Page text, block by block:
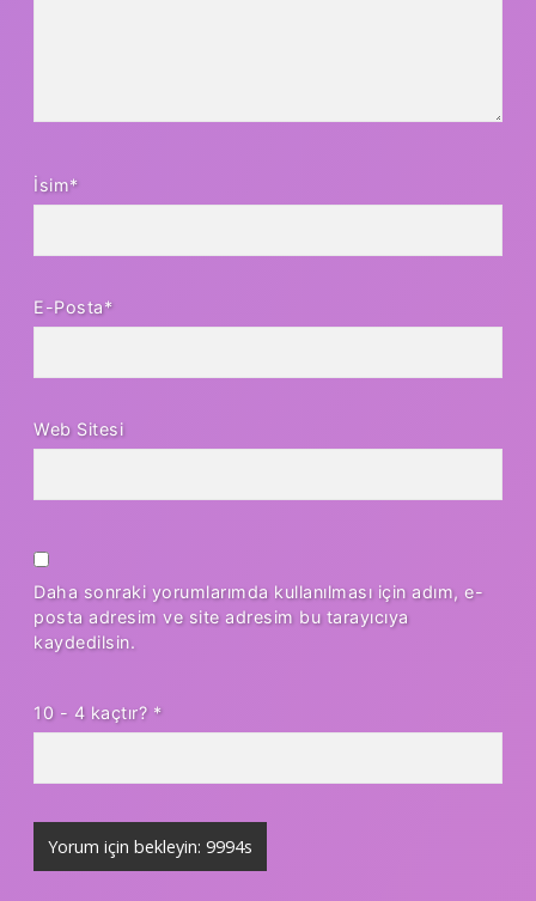
İsim*
E-Posta*
Web Sitesi
Daha sonraki yorumlarımda kullanılması için adım, e-
posta adresim ve site adresim bu tarayıcıya
kaydedilsin.
10 - 4 kaçtır? *